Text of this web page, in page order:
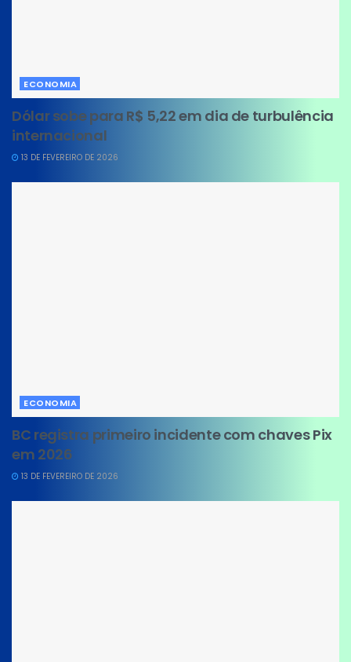
ECONOMIA
Dólar sobe para R$ 5,22 em dia de turbulência
internacional
13 DE FEVEREIRO DE 2026
ECONOMIA
BC registra primeiro incidente com chaves Pix
em 2026
13 DE FEVEREIRO DE 2026